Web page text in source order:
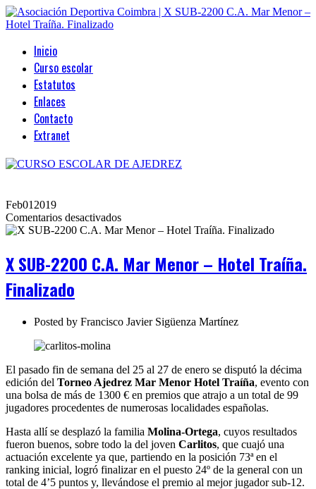
Inicio
Curso escolar
Estatutos
Enlaces
Contacto
Extranet
Feb01 2019
Comentarios desactivadosen
X
C.A.
Hotel
X SUB-2200 C.A. Mar Menor – Hotel Traíña.
Finalizado
Posted by Francisco Javier Sigüenza Martínez
El pasado fin de semana del 25 al 27 de enero se disputó la décima
edición del Torneo Ajedrez Mar Menor Hotel Traíña, evento con
una bolsa de más de 1300 € en premios que atrajo a un total de 99
jugadores procedentes de numerosas localidades españolas.
Hasta allí se desplazó la familia Molina-Ortega, cuyos resultados
fueron buenos, sobre todo la del joven Carlitos, que cuajó una
actuación excelente ya que, partiendo en la posición 73ª en el
ranking inicial, logró finalizar en el puesto 24º de la general con un
total de 4’5 puntos y, llevándose el premio al mejor jugador sub-12.